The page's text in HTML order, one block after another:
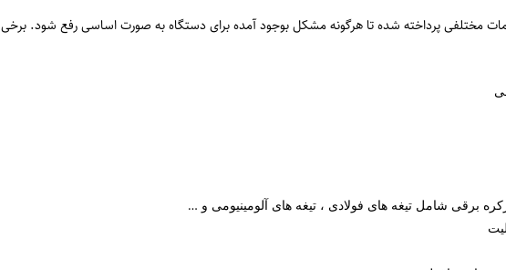
مختلفی پرداخته شده تا هرگونه مشکل بوجود آمده برای دستگاه به صورت اساسی رفع شود. برخی
برقی شامل تیغه های فولادی ، تیغه های آلومینیومی و …